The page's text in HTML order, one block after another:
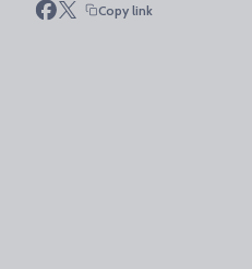
Copy link